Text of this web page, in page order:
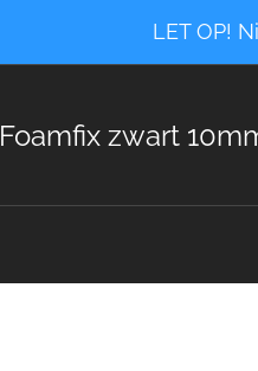
LET OP!
Foamfix zwart